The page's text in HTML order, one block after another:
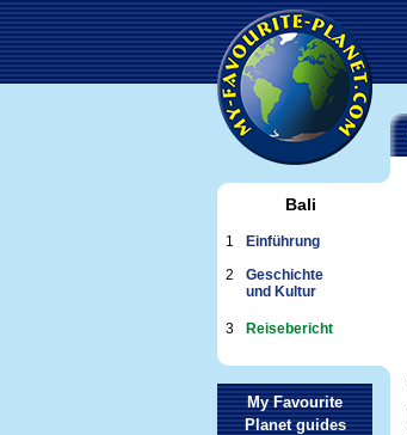
Bali
1
Einführung
2
Geschichte
und Kultur
3 Reisebericht
My Favourite
Planet guides